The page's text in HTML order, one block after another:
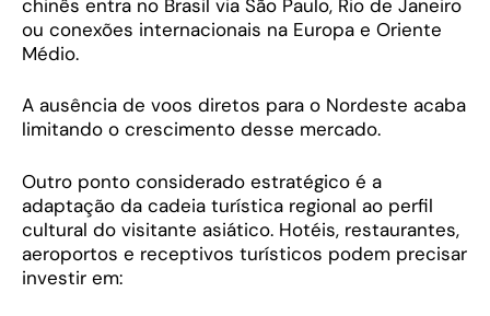
chinês entra no Brasil via São Paulo, Rio de Janeiro
ou conexões internacionais na Europa e Oriente
Médio.
A ausência de voos diretos para o Nordeste acaba
limitando o crescimento desse mercado.
Outro ponto considerado estratégico é a
adaptação da cadeia turística regional ao perfil
cultural do visitante asiático. Hotéis, restaurantes,
aeroportos e receptivos turísticos podem precisar
investir em: